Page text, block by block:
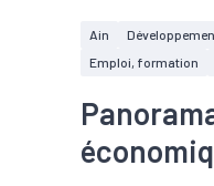
Ain
Emploi, formation